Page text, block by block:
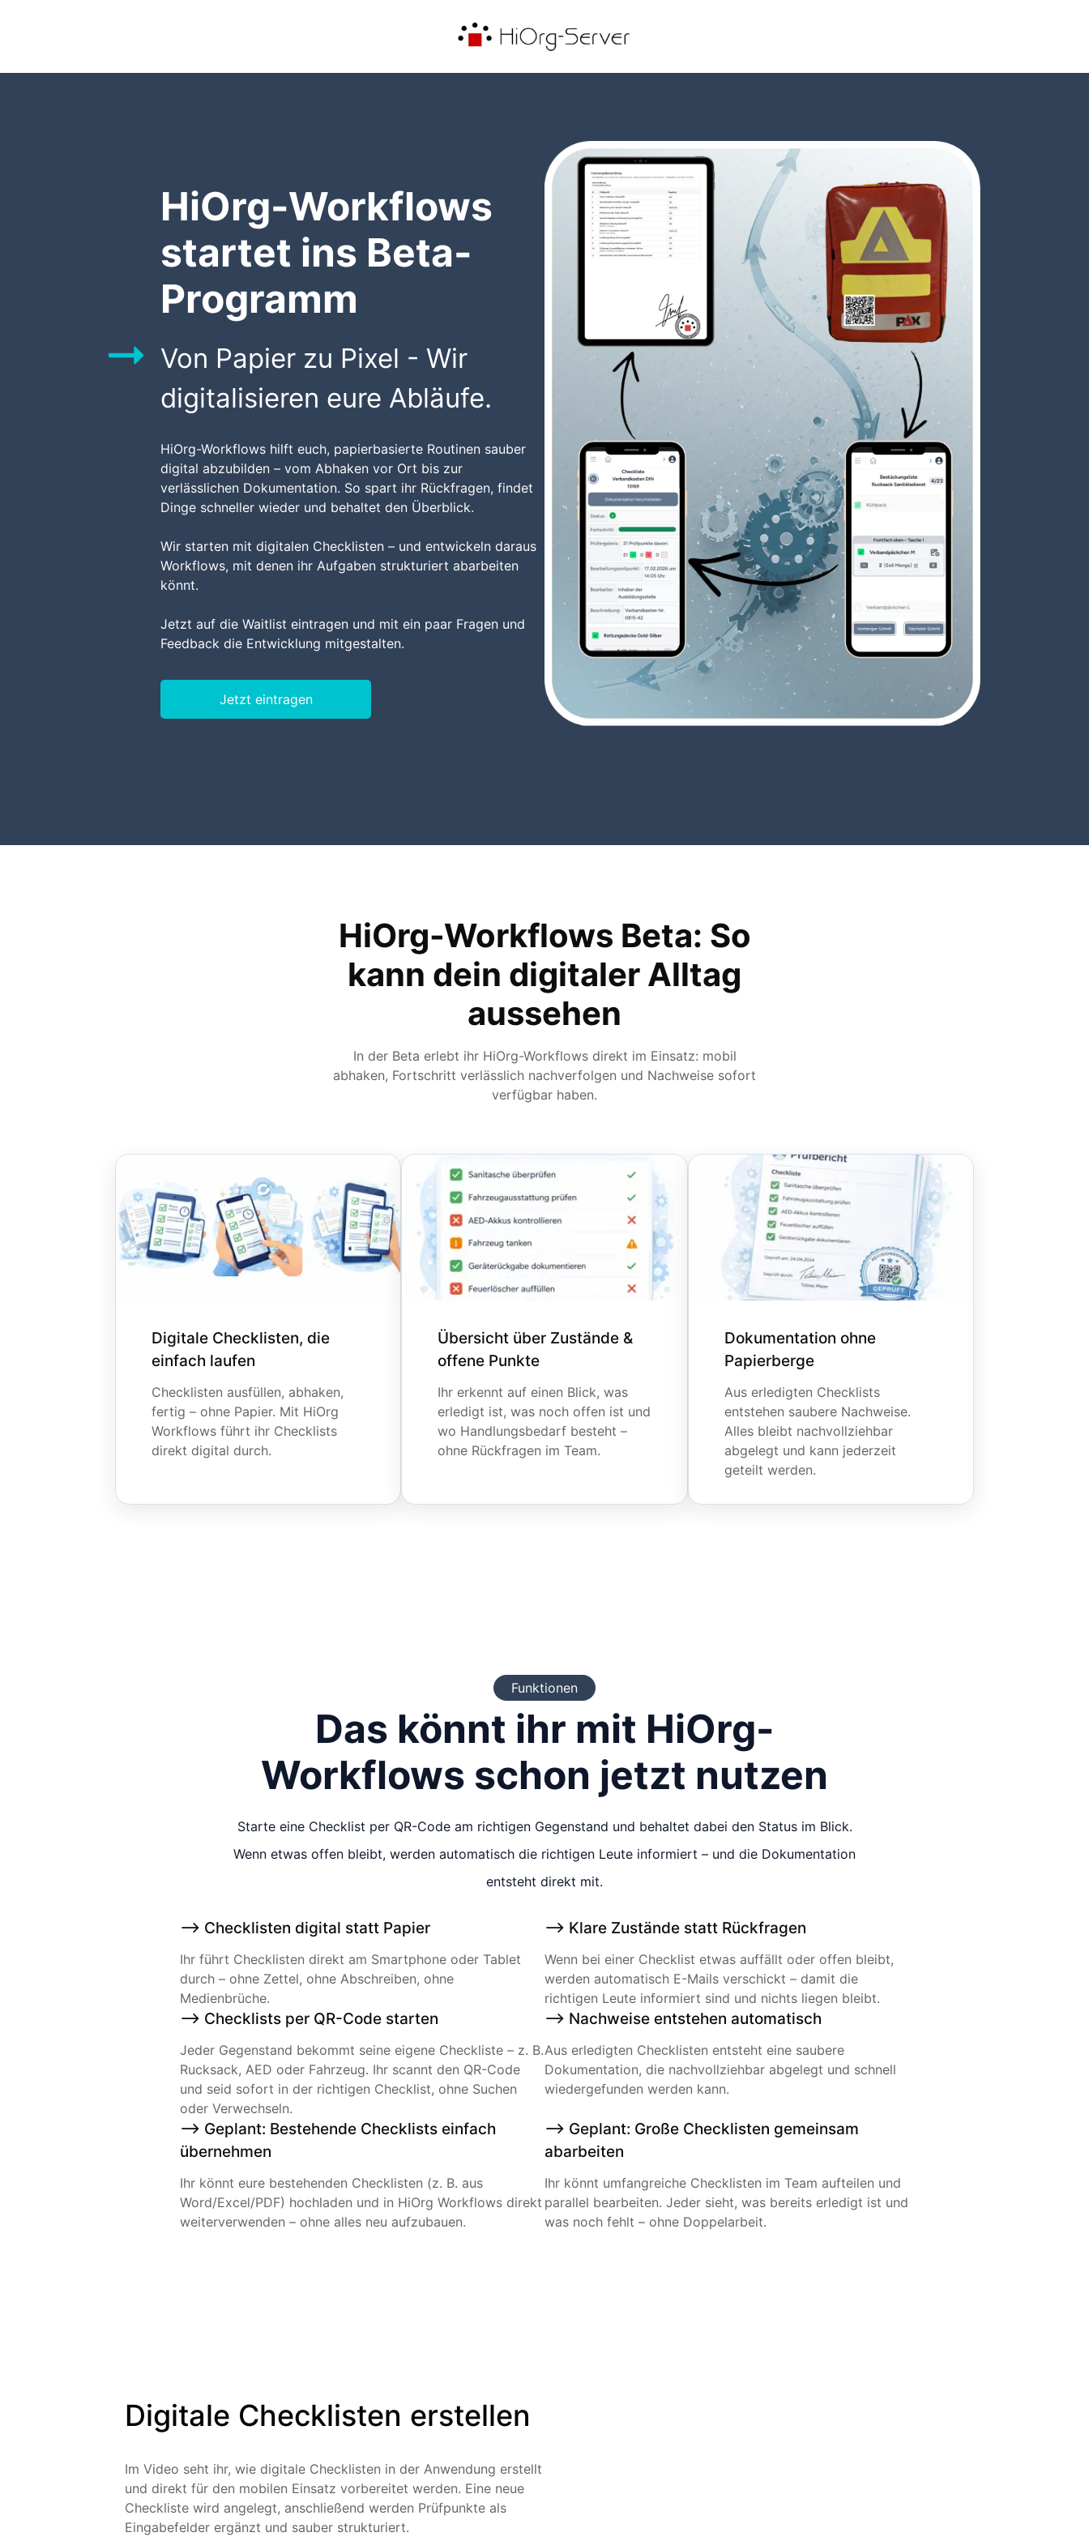
HiOrg-Workflows
startet ins Beta-
Programm
Von Papier zu Pixel - Wir
digitalisieren eure Abläufe.
HiOrg-Workflows hilft euch, papierbasierte Routinen sauber
digital abzubilden – vom Abhaken vor Ort bis zur
verlässlichen Dokumentation. So spart ihr Rückfragen, findet
Dinge schneller wieder und behaltet den Überblick.
Wir starten mit digitalen Checklisten – und entwickeln daraus
Workflows, mit denen ihr Aufgaben strukturiert abarbeiten
könnt.
Jetzt auf die Waitlist eintragen und mit ein paar Fragen und
Feedback die Entwicklung mitgestalten.
Jetzt eintragen
HiOrg-Workflows Beta: So
kann dein digitaler Alltag
aussehen
In der Beta erlebt ihr HiOrg-Workflows direkt im Einsatz: mobil
abhaken, Fortschritt verlässlich nachverfolgen und Nachweise sofort
verfügbar haben.
Digitale Checklisten, die
einfach laufen
Checklisten ausfüllen, abhaken,
fertig – ohne Papier. Mit HiOrg
Workflows führt ihr Checklists
direkt digital durch.
Übersicht über Zustände &
offene Punkte
Ihr erkennt auf einen Blick, was
erledigt ist, was noch offen ist und
wo Handlungsbedarf besteht –
ohne Rückfragen im Team.
Dokumentation ohne
Papierberge
Aus erledigten Checklists
entstehen saubere Nachweise.
Alles bleibt nachvollziehbar
abgelegt und kann jederzeit
geteilt werden.
Funktionen
Das könnt ihr mit HiOrg-
Workflows schon jetzt nutzen
Starte eine Checklist per QR-Code am richtigen Gegenstand und behaltet dabei den Status im Blick.
Wenn etwas offen bleibt, werden automatisch die richtigen Leute informiert – und die Dokumentation
entsteht direkt mit.
--> Checklisten digital statt Papier
Ihr führt Checklisten direkt am Smartphone oder Tablet
durch – ohne Zettel, ohne Abschreiben, ohne
Medienbrüche.
--> Klare Zustände statt Rückfragen
Wenn bei einer Checklist etwas auffällt oder offen bleibt,
werden automatisch E-Mails verschickt – damit die
richtigen Leute informiert sind und nichts liegen bleibt.
--> Checklists per QR-Code starten
Jeder Gegenstand bekommt seine eigene Checkliste – z. B.
Rucksack, AED oder Fahrzeug. Ihr scannt den QR-Code
und seid sofort in der richtigen Checklist, ohne Suchen
oder Verwechseln.
--> Nachweise entstehen automatisch
Aus erledigten Checklisten entsteht eine saubere
Dokumentation, die nachvollziehbar abgelegt und schnell
wiedergefunden werden kann.
--> Geplant: Bestehende Checklists einfach
übernehmen
Ihr könnt eure bestehenden Checklisten (z. B. aus
Word/Excel/PDF) hochladen und in HiOrg Workflows direkt
weiterverwenden – ohne alles neu aufzubauen.
--> Geplant: Große Checklisten gemeinsam
abarbeiten
Ihr könnt umfangreiche Checklisten im Team aufteilen und
parallel bearbeiten. Jeder sieht, was bereits erledigt ist und
was noch fehlt – ohne Doppelarbeit.
Digitale Checklisten erstellen
Im Video seht ihr, wie digitale Checklisten in der Anwendung erstellt
und direkt für den mobilen Einsatz vorbereitet werden. Eine neue
Checkliste wird angelegt, anschließend werden Prüfpunkte als
Eingabefelder ergänzt und sauber strukturiert.